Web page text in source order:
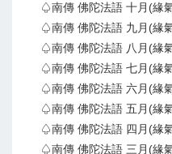
♤南傳 佛陀法語 十月(緣
♤南傳 佛陀法語 九月(緣
♤南傳 佛陀法語 八月(緣
♤南傳 佛陀法語 七月(緣
♤南傳 佛陀法語 六月(緣
♤南傳 佛陀法語 五月(緣
♤南傳 佛陀法語 四月(緣
♤南傳 佛陀法語 三月(緣